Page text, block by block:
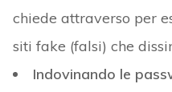
chiede attraverso per
siti fake (falsi) che
Indovinando le